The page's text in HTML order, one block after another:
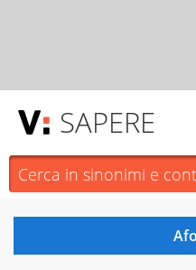
SAPERE